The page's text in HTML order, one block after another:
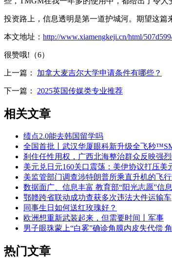
投资路上，信息透明是第一道护城河。期望这篇
本文地址： http://www.xiamengkeji.cn/html/
很赞哦!（6）
上一篇： 加拿大麦吉尔大学申请条件有哪些？
下一篇： 2025英国传媒类专业推荐
相关文章
绩点2.0能去韩国留学吗
全国首批丨武汉华厦眼科新升级全飞秒
刹住任性用权，广西北海整治群众反映强
美元兑日元160关口震荡：美伊协议打压
美监管部门调查涉特朗普所乘直升机的飞
数据面广、信息丰富 教育部“阳光志愿”信
鄂赣跨省联动成功查获多次违法大件运输车
同事生日如何送红玫瑰好？
欧洲想重新武装起来，但需要时间丨军事
男子眼珠蒙上“白雾”确诊角膜内皮失代偿
热门文章